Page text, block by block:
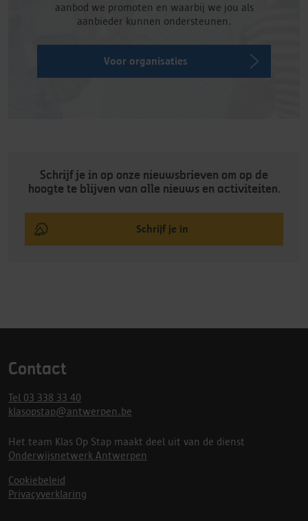
aanbod we promoten en waarbij we jou als
aanbieder kunnen ondersteunen.
Voor organisaties
Schrijf je in op onze nieuwsbrieven om op de
hoogte te blijven van alle nieuws en activiteiten.
Schrijf je in
Contact
Tel 03 338 33 40
klasopstap@antwerpen.be
Het team Klas Op Stap maakt deel uit van de dienst
Onderwijsnetwerk Antwerpen
Cookiebeleid
Privacyverklaring